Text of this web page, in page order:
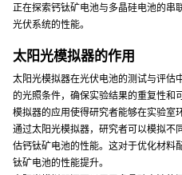
正在探索钙钛矿电池与多晶硅电池的串
光伏系统的性能。
太阳光模拟器的作用
太阳光模拟器在光伏电池的测试与评估
的光照条件，确保实验结果的重复性和
模拟器的应用使得研究者能够在实验室
通过太阳光模拟器，研究者可以模拟不
估钙钛矿电池的性能。这对于优化材料
钛矿电池的性能提升。